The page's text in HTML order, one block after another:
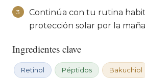
3
Continúa con tu rutina
protección solar por la
Ingredientes clave
Retinol Péptidos Bakuchiol